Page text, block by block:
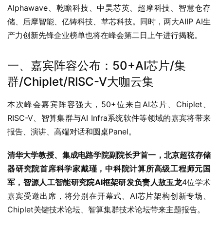
Alphawave、乾瞻科技、中昊芯英、超摩科技、智慧仓存
储、后摩智能、亿铸科技、苹芯科技。同时，两大AIIP AI生
产力创新先锋企业榜单也将在峰会第二日上午进行揭晓。
一、嘉宾阵容公布：50+AI芯片/集
群/Chiplet/RISC-V大咖云集
本次峰会嘉宾阵容强大，50+位来自AI芯片、Chiplet、
RISC-V、智算集群与AI Infra系统软件等领域的嘉宾将带来
报告、演讲、高端对话和圆桌Panel。
清华大学教授、集成电路学院副院长尹首一，北京超弦存储
器研究院首席科学家戴瑾，中科院计算所高级工程师元国
军，智源人工智能研究院AI框架研发负责人敖玉龙4位学术
嘉宾受邀出席，将分别在开幕式、AI芯片架构创新专场、
Chiplet关键技术论坛、智算集群技术论坛带来主题报告。